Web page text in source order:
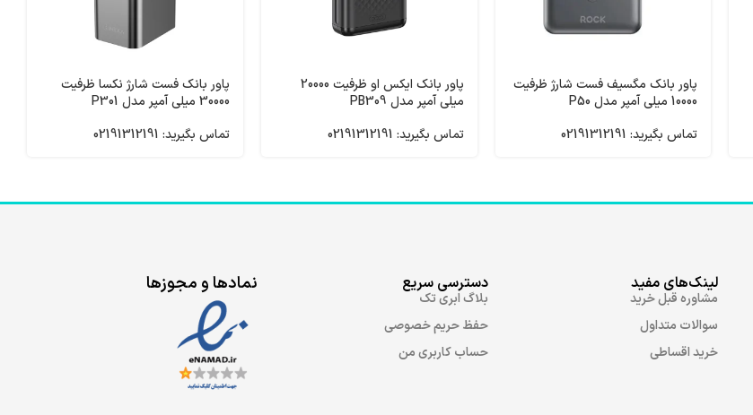
پاور بانک مگسیف فست شارژ ظرفیت
10000 میلی آمپر مدل P50
تماس بگیرید: 02191312191
پاور بانک ایکس او ظرفیت 20000
میلی آمپر مدل PB309
تماس بگیرید: 02191312191
پاور بانک فست شارژ نکسا ظرفیت
30000 میلی آمپر مدل P301
تماس بگیرید: 02191312191
لینک‌های مفید
مشاوره قبل خرید
سوالات متداول
خرید اقساطی
دسترسی سریع
بلاگ ابری تک
حفظ حریم خصوصی
حساب کاربری من
نمادها و مجوزها